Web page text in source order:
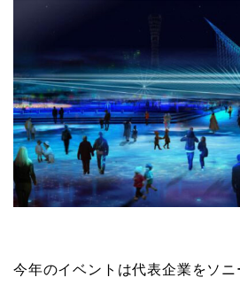
今年のイベントは代表企業をソ